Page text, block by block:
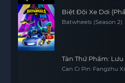
Biệt Đội Xe Dơi
Batwheels (Season 2)
Tàn Thứ Phẩm:
Can Ci Pin: Fangzhu